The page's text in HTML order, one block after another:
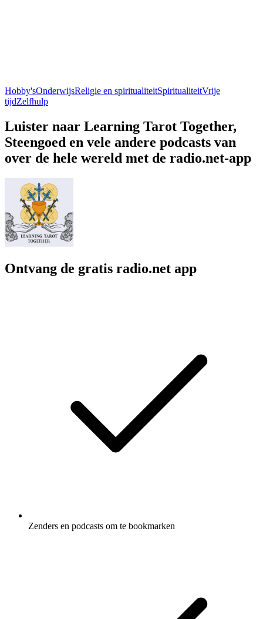
Hobby'sOnderwijsReligie en spiritualiteitSpiritualiteitVrije
tijdZelfhulp
Luister naar Learning Tarot Together,
Steengoed en vele andere podcasts van
over de hele wereld met de radio.net-app
Ontvang de gratis radio.net app
Zenders en podcasts om te bookmarken